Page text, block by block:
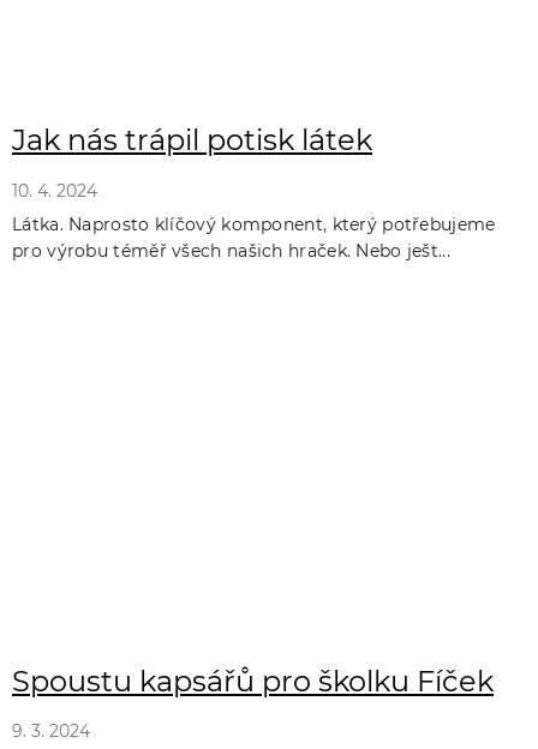
Jak nás trápil potisk látek
10. 4. 2024
Látka. Naprosto klíčový komponent, který potřebujeme
pro výrobu téměř všech našich hraček. Nebo ješt...
Spoustu kapsářů pro školku Fíček
9. 3. 2024